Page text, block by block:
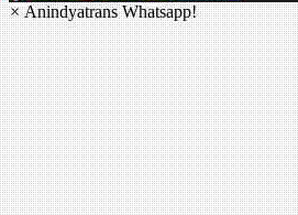
×Anindyatrans Whatsapp!